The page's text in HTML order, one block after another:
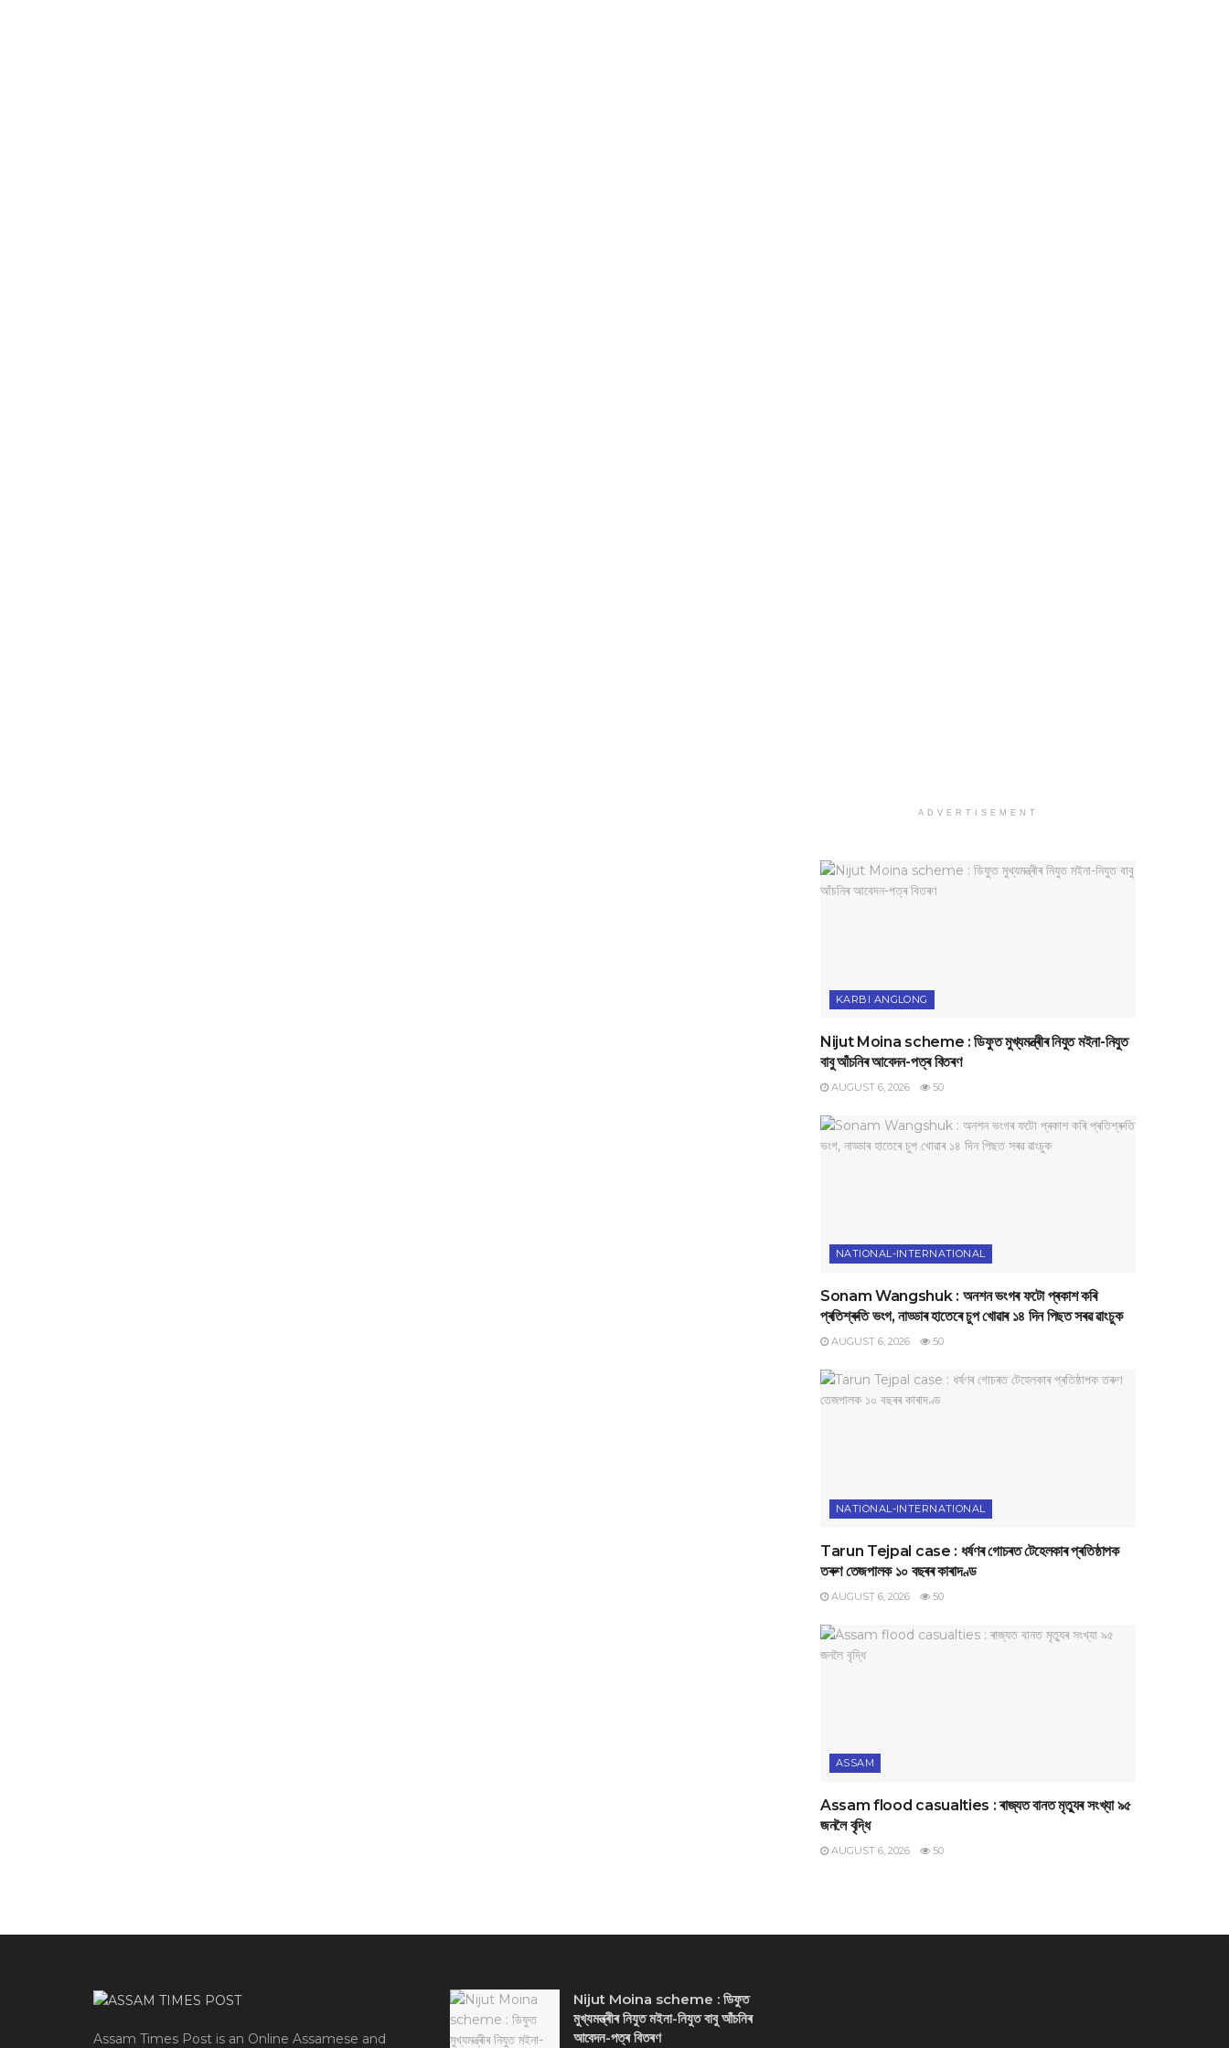
ADVERTISEMENT
KARBI ANGLONG
Nijut Moina scheme : ডিফুত মুখ্যমন্ত্ৰীৰ নিযুত মইনা-নিযুত
বাবু আঁচনিৰ আবেদন-পত্ৰ বিতৰণ
AUGUST 6, 2026 50
NATIONAL-INTERNATIONAL
Sonam Wangshuk : অনশন ভংগৰ ফটো প্ৰকাশ কৰি
প্ৰতিশ্ৰুতি ভংগ, নাড্ডাৰ হাতেৰে চুপ খোৱাৰ ১৪ দিন পিছত সৰৱ ৱাংচুক
AUGUST 6, 2026 50
NATIONAL-INTERNATIONAL
Tarun Tejpal case : ধৰ্ষণৰ গোচৰত টেহেলকাৰ প্ৰতিষ্ঠাপক
তৰুণ তেজপালক ১০ বছৰৰ কাৰাদণ্ড
AUGUST 6, 2026 50
ASSAM
Assam flood casualties : ৰাজ্যত বানত মৃত্যুৰ সংখ্যা ৯৫
জনলৈ বৃদ্ধি
AUGUST 6, 2026 50
Assam Times Post is an Online Assamese and
Nijut Moina scheme : ডিফুত
মুখ্যমন্ত্ৰীৰ নিযুত মইনা-নিযুত বাবু আঁচনিৰ
আবেদন-পত্ৰ বিতৰণ